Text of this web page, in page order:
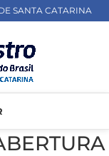
SANTA CATARINA